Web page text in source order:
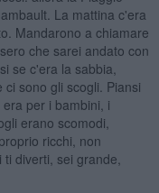
La mattina c'era
Mandarono a chiamare
che sarei andato con
se c'era la sabbia,
sono gli scogli. Piansi
per i bambini, i
erano scomodi,
ricchi, non
diverti, sei grande,